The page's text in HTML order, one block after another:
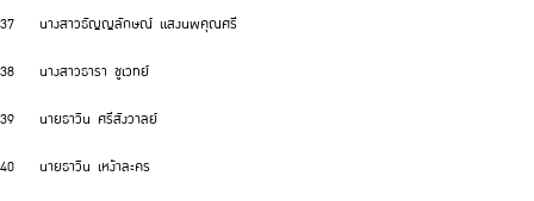
37 นางสาวธัญญลักษณ์ แสงนพคุณศรี
38 นางสาวธารา ชูเวทย์
39 นายธาวิน ศรีสังวาลย์
40 นายธาวิน เหง้าละคร